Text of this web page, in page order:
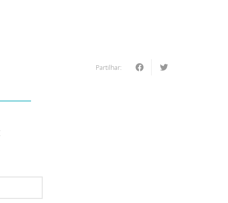
Partilhar: